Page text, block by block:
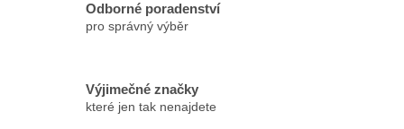
Odborné poradenství
pro správný výběr
Výjimečné značky
které jen tak nenajdete